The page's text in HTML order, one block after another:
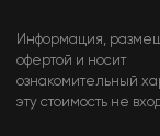
Информация,
офертой и носит
ознакомительный
эту стоимость не